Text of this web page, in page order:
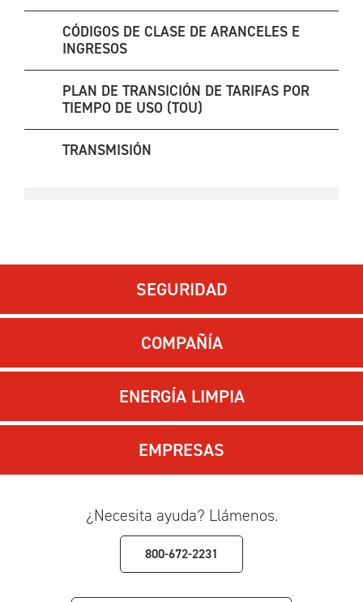
CÓDIGOS DE CLASE DE ARANCELES E
INGRESOS
PLAN DE TRANSICIÓN DE TARIFAS POR
TIEMPO DE USO (TOU)
TRANSMISIÓN
SEGURIDAD
COMPAÑÍA
ENERGÍA LIMPIA
EMPRESAS
¿Necesita ayuda? Llámenos.
800-672-2231